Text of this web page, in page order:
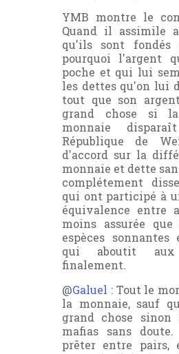
YMB montre le
Quand il assimile
qu'ils sont fondés
pourquoi l'argent
poche et qui lui
les dettes qu'on lui
tout que son
grand chose si
monnaie
République de
d'accord sur la
monnaie et dette
complétement
qui ont participé à
équivalence entre
moins assurée
espèces
qui aboutit aux
finalement.
@Galuel : Tout le
la monnaie, sauf
grand chose
mafias sans
prêter entre pairs,